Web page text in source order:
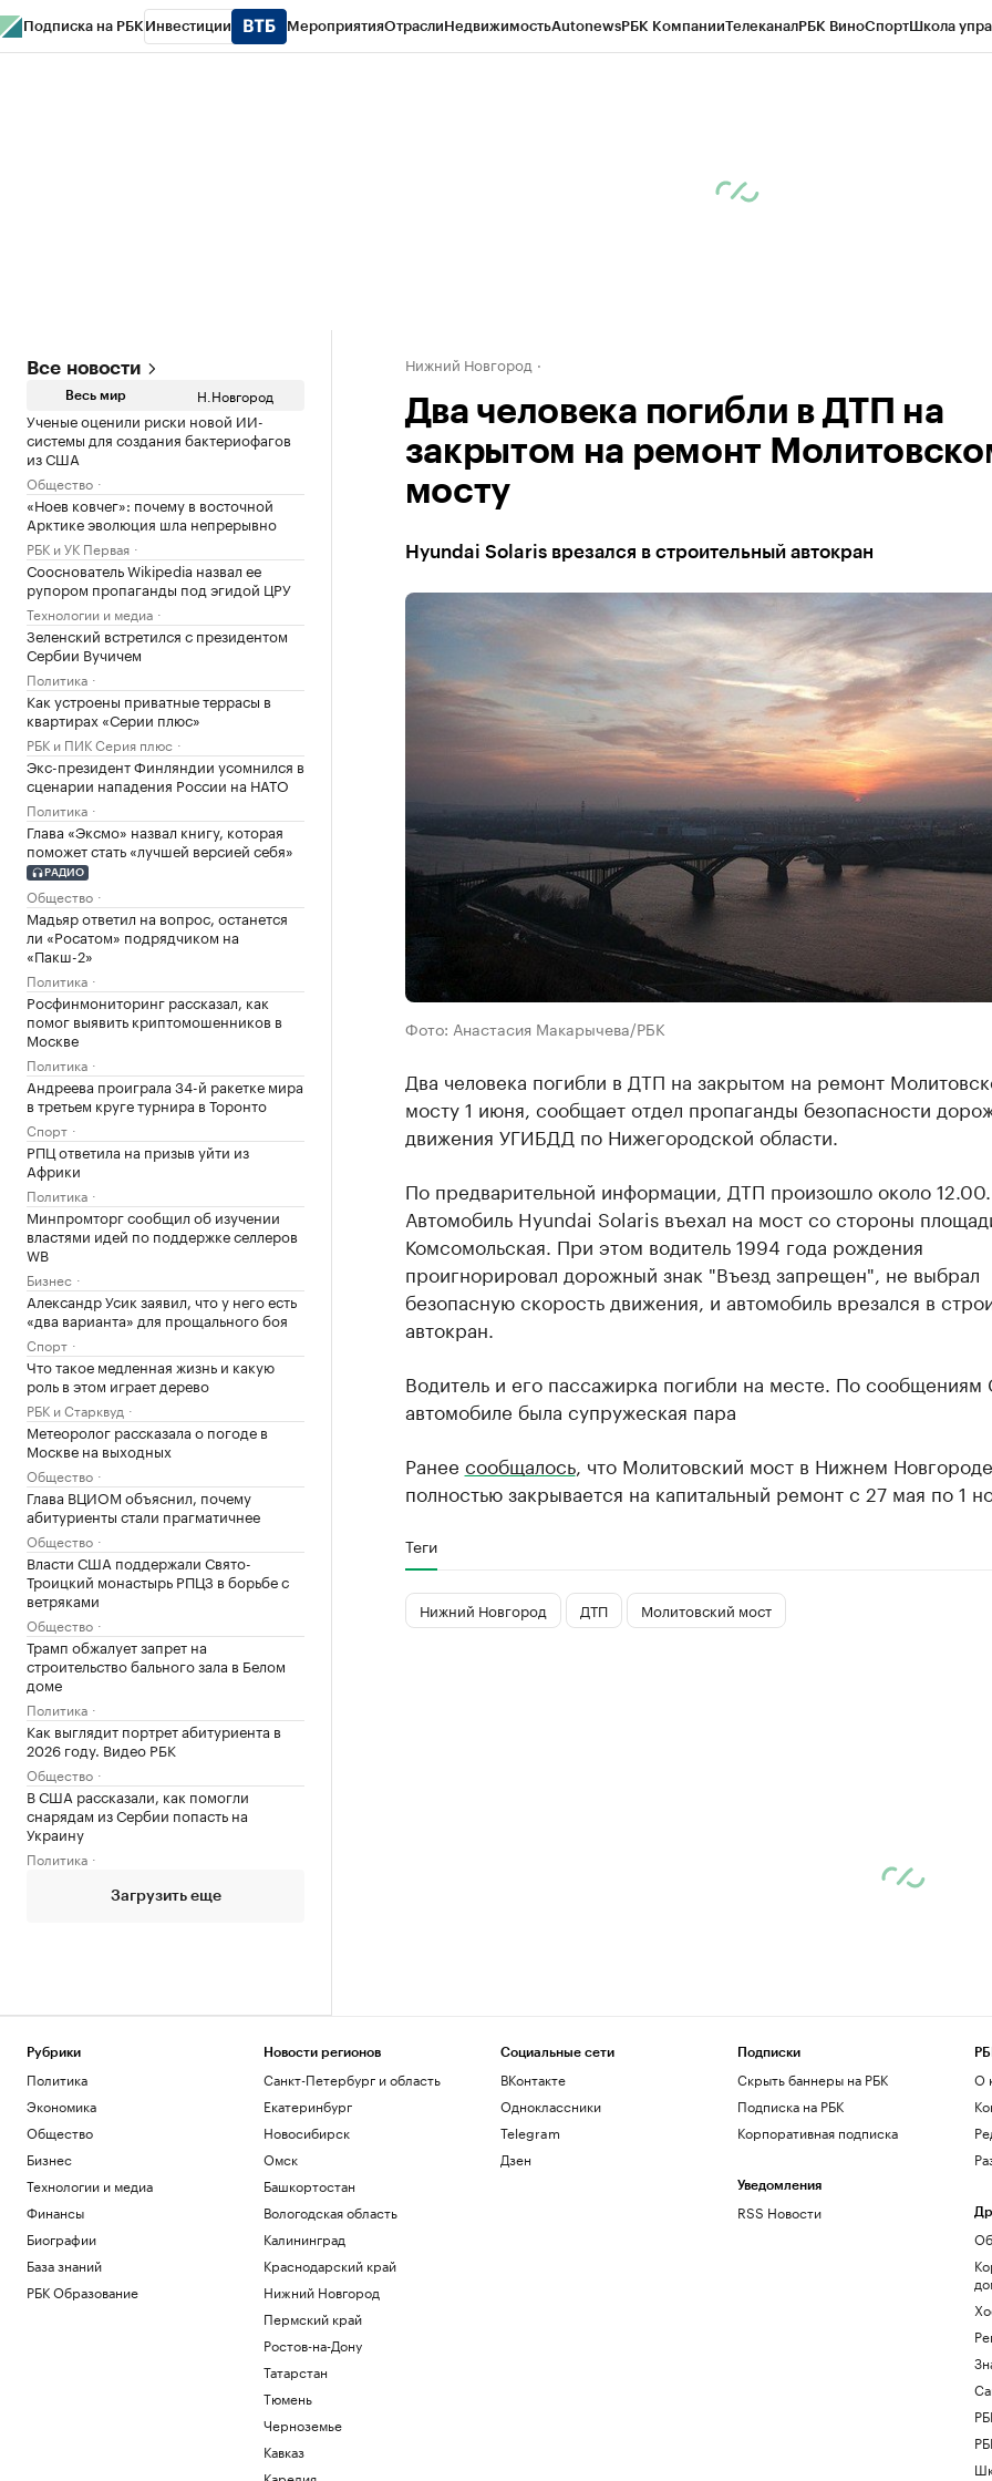
Подписка на РБК Инвестиции МероприятияОтраслиНедвижимостьAutonewsРБК КомпанииТелеканалРБК ВиноСпортШкола
Все новости
Весь мир Н.Новгород
Ученые оценили риски новой ИИ-
системы для создания бактериофагов
из США
Общество
«Ноев ковчег»: почему в восточной
Арктике эволюция шла непрерывно
РБК и УК Первая
Сооснователь Wikipedia назвал ее
рупором пропаганды под эгидой ЦРУ
Технологии и медиа
Зеленский встретился с президентом
Сербии Вучичем
Политика
Как устроены приватные террасы в
квартирах «Серии плюс»
РБК и ПИК Серия плюс
Экс-президент Финляндии усомнился в
сценарии нападения России на НАТО
Политика
Глава «Эксмо» назвал книгу, которая
поможет стать «лучшей версией себя»
РАДИО
Общество
Мадьяр ответил на вопрос, останется
ли «Росатом» подрядчиком на
«Пакш-2»
Политика
Росфинмониторинг рассказал, как
помог выявить криптомошенников в
Москве
Политика
Андреева проиграла 34-й ракетке мира
в третьем круге турнира в Торонто
Спорт
РПЦ ответила на призыв уйти из
Африки
Политика
Минпромторг сообщил об изучении
властями идей по поддержке селлеров
WB
Бизнес
Александр Усик заявил, что у него есть
«два варианта» для прощального боя
Спорт
Что такое медленная жизнь и какую
роль в этом играет дерево
РБК и Старквуд
Метеоролог рассказала о погоде в
Москве на выходных
Общество
Глава ВЦИОМ объяснил, почему
абитуриенты стали прагматичнее
Общество
Власти США поддержали Свято-
Троицкий монастырь РПЦЗ в борьбе с
ветряками
Общество
Трамп обжалует запрет на
строительство бального зала в Белом
доме
Политика
Как выглядит портрет абитуриента в
2026 году. Видео РБК
Общество
В США рассказали, как помогли
снарядам из Сербии попасть на
Украину
Политика
Загрузить еще
Нижний Новгород
Два человека погибли в ДТП на
закрытом на ремонт
мосту
Hyundai Solaris врезался в строительный автокран
Фото: Анастасия Макарычева/РБК
Два человека погибли в ДТП на закрытом на ремонт
мосту 1 июня, сообщает отдел пропаганды безопасности
движения УГИБДД по Нижегородской области.
По предварительной информации, ДТП произошло около 12.00.
Автомобиль Hyundai Solaris въехал на мост со стороны
Комсомольская. При этом водитель 1994 года рождения
проигнорировал дорожный знак "Въезд запрещен", не выбрал
безопасную скорость движения, и автомобиль врезался в
автокран.
Водитель и его пассажирка погибли на месте. По
автомобиле была супружеская пара
Ранее сообщалось, что Молитовский мост в Нижнем Новгороде
полностью закрывается на капитальный ремонт с 27 мая по 1
Теги
Нижний Новгород ДТП Молитовский мост
Рубрики
Политика
Экономика
Общество
Бизнес
Технологии и медиа
Финансы
Биографии
База знаний
РБК Образование
Новости регионов
Санкт-Петербург и область
Екатеринбург
Новосибирск
Омск
Башкортостан
Вологодская область
Калининград
Краснодарский край
Нижний Новгород
Пермский край
Ростов-на-Дону
Татарстан
Тюмень
Черноземье
Кавказ
Социальные сети
ВКонтакте
Одноклассники
Telegram
Дзен
Подписки
Скрыть баннеры на РБК
Подписка на РБК
Корпоративная подписка
Уведомления
RSS Новости
О